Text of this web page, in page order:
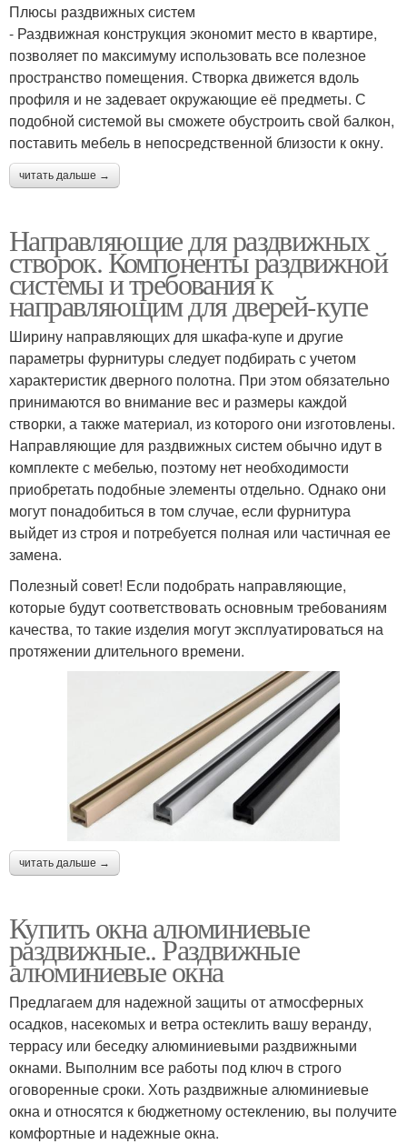
Плюсы раздвижных систем
- Раздвижная конструкция экономит место в квартире,
позволяет по максимуму использовать все полезное
пространство помещения. Створка движется вдоль
профиля и не задевает окружающие её предметы. С
подобной системой вы сможете обустроить свой балкон,
поставить мебель в непосредственной близости к окну.
читать дальше →
Направляющие для раздвижных
створок. Компоненты раздвижной
системы и требования к
направляющим для дверей-купе
Ширину направляющих для шкафа-купе и другие
параметры фурнитуры следует подбирать с учетом
характеристик дверного полотна. При этом обязательно
принимаются во внимание вес и размеры каждой
створки, а также материал, из которого они изготовлены.
Направляющие для раздвижных систем обычно идут в
комплекте с мебелью, поэтому нет необходимости
приобретать подобные элементы отдельно. Однако они
могут понадобиться в том случае, если фурнитура
выйдет из строя и потребуется полная или частичная ее
замена.
Полезный совет! Если подобрать направляющие,
которые будут соответствовать основным требованиям
качества, то такие изделия могут эксплуатироваться на
протяжении длительного времени.
читать дальше →
Купить окна алюминиевые
раздвижные.. Раздвижные
алюминиевые окна
Предлагаем для надежной защиты от атмосферных
осадков, насекомых и ветра остеклить вашу веранду,
террасу или беседку алюминиевыми раздвижными
окнами. Выполним все работы под ключ в строго
оговоренные сроки. Хоть раздвижные алюминиевые
окна и относятся к бюджетному остеклению, вы получите
комфортные и надежные окна.